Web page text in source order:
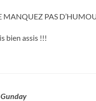
MANQUEZ PAS
bien assis !!!
Gunday